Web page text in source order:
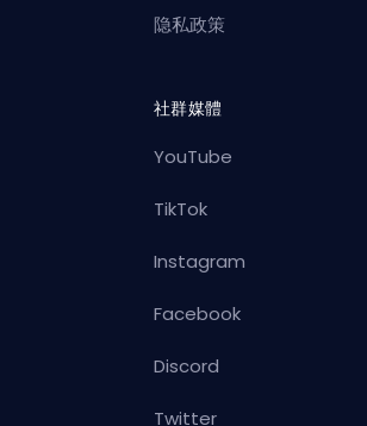
隐私政策
社群媒體
YouTube
TikTok
Instagram
Facebook
Discord
Twitter